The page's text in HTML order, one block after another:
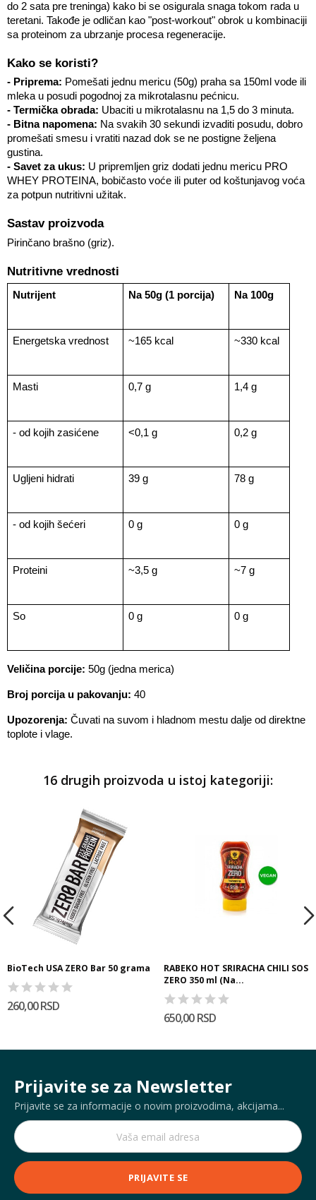
do 2 sata pre treninga) kako bi se osigurala snaga tokom rada u
teretani. Takođe je odličan kao "post-workout" obrok u kombinaciji
sa proteinom za ubrzanje procesa regeneracije.
Kako se koristi?
- Priprema: Pomešati jednu mericu (50g) praha sa 150ml vode ili
mleka u posudi pogodnoj za mikrotalasnu pećnicu.
- Termička obrada: Ubaciti u mikrotalasnu na 1,5 do 3 minuta.
- Bitna napomena: Na svakih 30 sekundi izvaditi posudu, dobro
promešati smesu i vratiti nazad dok se ne postigne željena
gustina.
- Savet za ukus: U pripremljen griz dodati jednu mericu PRO
WHEY PROTEINA, bobičasto voće ili puter od koštunjavog voća
za potpun nutritivni užitak.
Sastav proizvoda
Pirinčano brašno (griz).
Nutritivne vrednosti
Nutrijent Na 50g (1 porcija) Na 100g
Energetska vrednost ~165 kcal ~330 kcal
Masti 0,7 g 1,4 g
- od kojih zasićene <0,1 g 0,2 g
Ugljeni hidrati 39 g 78 g
- od kojih šećeri 0 g 0 g
Proteini ~3,5 g ~7 g
So 0 g 0 g
Veličina porcije: 50g (jedna merica)
Broj porcija u pakovanju: 40
Upozorenja: Čuvati na suvom i hladnom mestu dalje od direktne
toplote i vlage.
16 drugih proizvoda u istoj kategoriji:
BioTech USA ZERO Bar 50 grama
260,00 RSD
RABEKO HOT SRIRACHA CHILI SOS
ZERO 350 ml (Na...
650,00 RSD
Prijavite se za Newsletter
Prijavite se za informacije o novim proizvodima, akcijama...
PRIJAVITE SE